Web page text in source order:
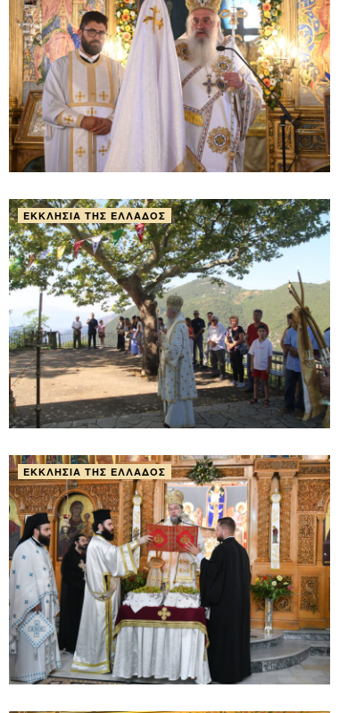
ΕΚΚΛΗΣΊΑ ΤΗΣ ΕΛΛΆΔΟΣ
ΕΚΚΛΗΣΊΑ ΤΗΣ ΕΛΛΆΔΟΣ